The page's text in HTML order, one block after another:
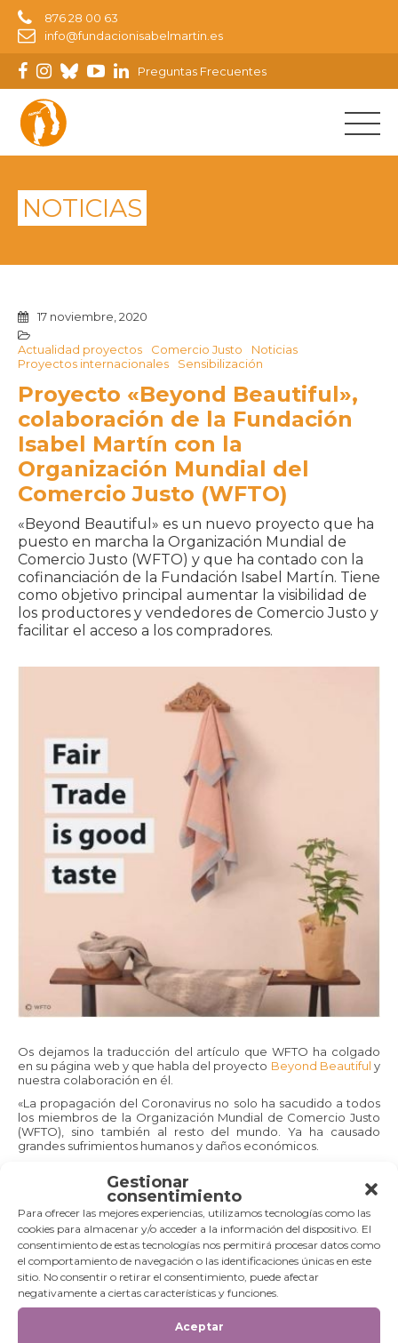
Gestionar
consentimiento
Para ofrecer las mejores experiencias, utilizamos tecnologías como las
cookies para almacenar y/o acceder a la información del dispositivo. El
consentimiento de estas tecnologías nos permitirá procesar datos como
el comportamiento de navegación o las identificaciones únicas en este
sitio. No consentir o retirar el consentimiento, puede afectar
negativamente a ciertas características y funciones.
Aceptar
876 28 00 63
info@fundacionisabelmartin.es
Preguntas Frecuentes
NOTICIAS
17 noviembre, 2020
Actualidad proyectos Comercio Justo
Noticias
Proyectos internacionales
Sensibilización
Proyecto «Beyond Beautiful»,
colaboración de la Fundación
Isabel Martín con la
Organización Mundial del
Comercio Justo (WFTO)
«Beyond Beautiful» es un nuevo proyecto que ha
puesto en marcha la Organización Mundial de
Comercio Justo (WFTO) y que ha contado con la
cofinanciación de la Fundación Isabel Martín. Tiene
como objetivo principal aumentar la visibilidad de
los productores y vendedores de Comercio Justo y
facilitar el acceso a los compradores.
Os dejamos la traducción del artículo que WFTO ha colgado
en su página web y que habla del proyecto Beyond Beautiful y
nuestra colaboración en él.
«La propagación del Coronavirus no solo ha sacudido a todos
los miembros de la Organización Mundial de Comercio Justo
(WFTO), sino también al resto del mundo. Ya ha causado
grandes sufrimientos humanos y daños económicos.
por esta pandemia, pero debemos prepararnos para muchos
meses de disrupción.
Es probable que el impacto económico se prolongue en el
tiempo. Esto amenaza la capacidad de cientos de miembros
de la WFTO para apoyar los medios de vida de casi 1 millón de
trabajadores, agricultores y artesanos.
Para apoyarlos en estos tiempos difíciles, WFTO junto con la
Fundación Isabel Martín, ha estado buscando diferentes
formas de aumentar su visibilidad y facilitar el acceso a